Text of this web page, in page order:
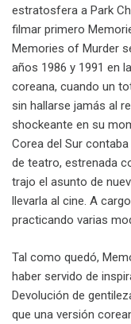
estratosfera a Park
filmar primero
Memories of Murder
años 1986 y 1991 en
coreana, cuando un
sin hallarse jamás al
shockeante en su
Corea del Sur contaba
de teatro, estrenada
trajo el asunto de
llevarla al cine. A
practicando varias
Tal como quedó,
haber servido de
Devolución de
que una versión